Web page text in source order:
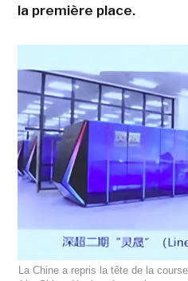
la première place.
La Chine a repris la tête de la